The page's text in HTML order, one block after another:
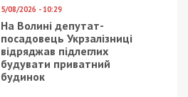
5/08/2026 - 10:29
На Волині депутат-
посадовець Укрзалізниці
відряджав підлеглих
будувати приватний
будинок